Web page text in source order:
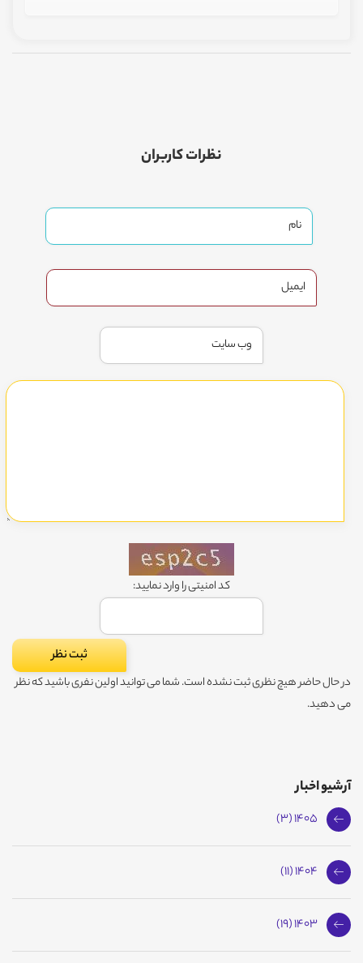
نظرات کاربران
کد امنیتی را وارد نمایید:
در حال حاضر هیچ نظری ثبت نشده است. شما می توانید اولین نفری باشید که نظر
می دهید.
آرشیو اخبار
1405 (3)
1404 (11)
1403 (19)